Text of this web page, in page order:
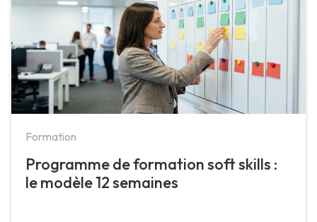
Formation
Programme de formation soft skills :
le modèle 12 semaines